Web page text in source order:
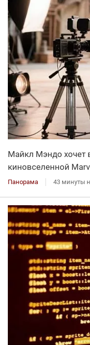
Майкл Мэндо хочет
киновселенной
Панорама 43 минуты